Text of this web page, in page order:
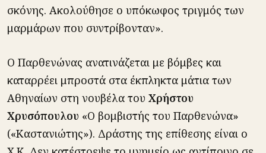
σκόνης. Ακολούθησε ο υπόκωφος τριγμός των
μαρμάρων που συντρίβονταν».
Ο Παρθενώνας ανατινάζεται με βόμβες και
καταρρέει μπροστά στα έκπληκτα μάτια των
Αθηναίων στη νουβέλα του Χρήστου
Χρυσόπουλου «Ο βομβιστής του Παρθενώνα»
(«Καστανιώτης»). Δράστης της επίθεσης είναι ο